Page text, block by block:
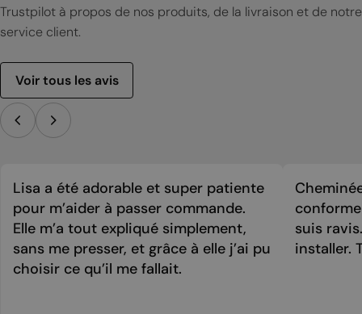
Trustpilot à propos de nos produits, de la livraison et de notre
service client.
Voir tous les avis
Lisa a été adorable et super patiente
pour m’aider à passer commande.
Elle m’a tout expliqué simplement,
sans me presser, et grâce à elle j’ai pu
choisir ce qu’il me fallait.
suis
installer.